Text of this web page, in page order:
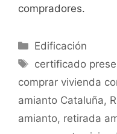
compradores.
Categorías
Edificación
Etiquetas
certificado
comprar vivienda
amianto Cataluña,
amianto, retirada